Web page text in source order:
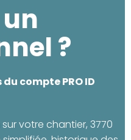
?
compte PRO ID
votre chantier, 3770